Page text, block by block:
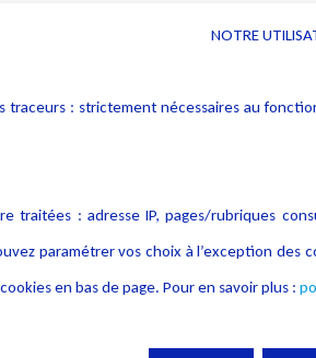
données
Politique cookies
NOTRE
traceurs : strictement nécessaires au
traitées : adresse IP, pages/rubriques
paramétrer vos choix à l’exception des
en bas de page. Pour en savoir plus :